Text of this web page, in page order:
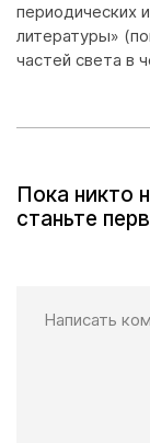
периодических
литературы»
частей света в
Пока никто
станьте